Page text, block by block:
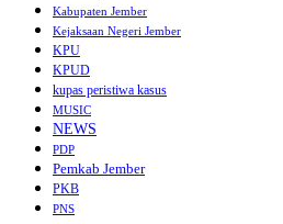
Kabupaten Jember
Kejaksaan Negeri Jember
KPU
KPUD
kupas peristiwa kasus
MUSIC
NEWS
PDP
Pemkab Jember
PKB
PNS